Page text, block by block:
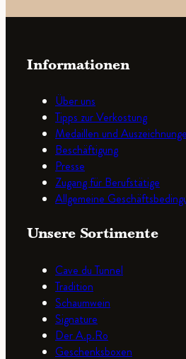
Informationen
Über uns
Tipps zur Verkostung
Medaillen und
Beschäftigung
Presse
Zugang für Berufstätige
Allgemeine
Unsere Sortimente
Cave du Tunnel
Tradition
Schaumwein
Signature
Der A.p.Ro
Geschenksboxen